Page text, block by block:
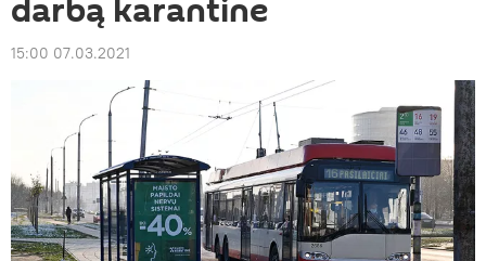
darbą karantine
15:00 07.03.2021